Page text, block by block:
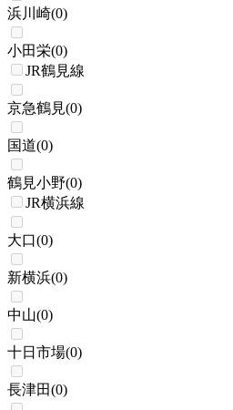
浜川崎(0)
小田栄(0)
JR鶴見線
京急鶴見(0)
国道(0)
鶴見小野(0)
JR横浜線
大口(0)
新横浜(0)
中山(0)
十日市場(0)
長津田(0)